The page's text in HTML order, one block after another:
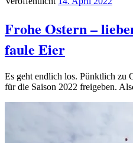
Frohe Ostern –
faule Eier
Es geht endlich los. Pünktlich zu
für die Saison 2022 freigeben.